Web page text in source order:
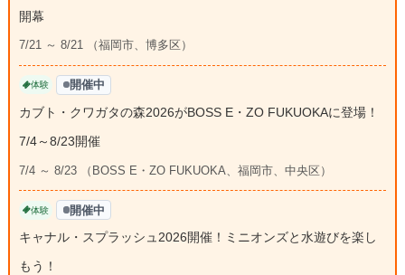
開幕
7/21 ～ 8/21 （福岡市、博多区）
体験 開催中
カブト・クワガタの森2026がBOSS E・ZO FUKUOKAに登場！
7/4～8/23開催
7/4 ～ 8/23 （BOSS E・ZO FUKUOKA、福岡市、中央区）
体験 開催中
キャナル・スプラッシュ2026開催！ミニオンズと水遊びを楽し
もう！